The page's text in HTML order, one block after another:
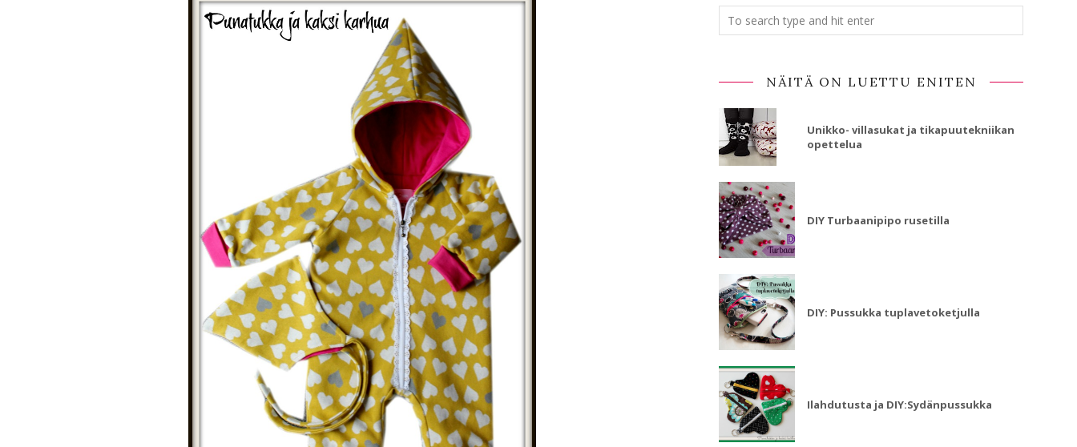
NÄITÄ ON LUETTU ENITEN
Unikko- villasukat ja tikapuutekniikan
opettelua
DIY Turbaanipipo rusetilla
DIY: Pussukka tuplavetoketjulla
Ilahdutusta ja DIY:Sydänpussukka